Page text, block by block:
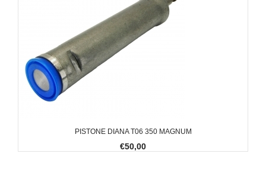
PISTONE DIANA T06 350 MAGNUM
€50,00